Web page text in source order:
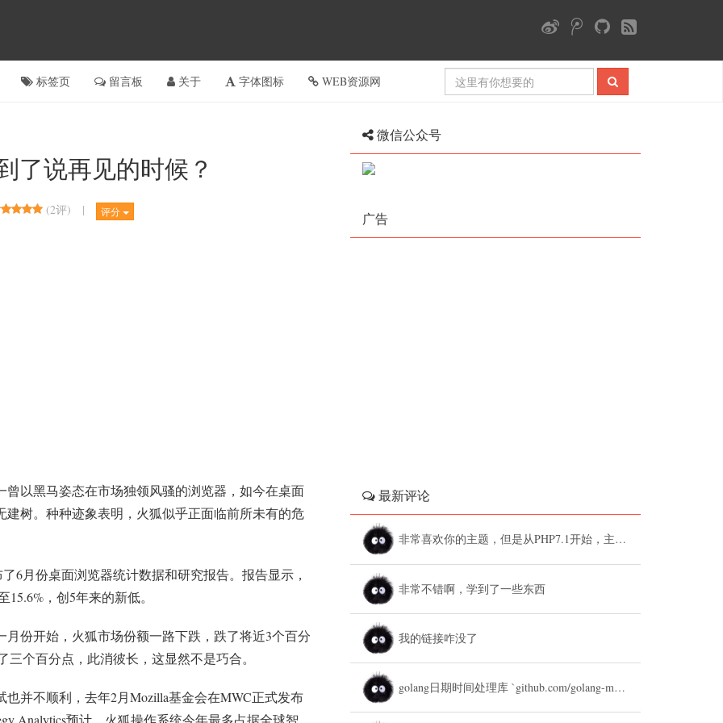
标签页 留言板 关于 字体图标 WEB资源网
了说再见的时候？
(2评) | 评分
以黑马姿态在市场独领风骚的浏览器，如今在桌面
树。种种迹象表明，火狐似乎正面临前所未有的危
6月份桌面浏览器统计数据和研究报告。报告显示，
，创5年来的新低。
份开始，火狐市场份额一路下跌，跌了将近3个百分
个百分点，此消彼长，这显然不是巧合。
并不顺利，去年2月Mozilla基金会在MWC正式发布
Analytics预计，火狐操作系统今年最多占据全球智
微信公众号
广告
最新评论
非常喜欢你的主题，但是从PHP7.1开始，主题设置中的列表广告和文章底部广告无法...
非常不错啊，学到了一些东西
我的链接咋没了
golang日期时间处理库 `github.com/golang-module/...